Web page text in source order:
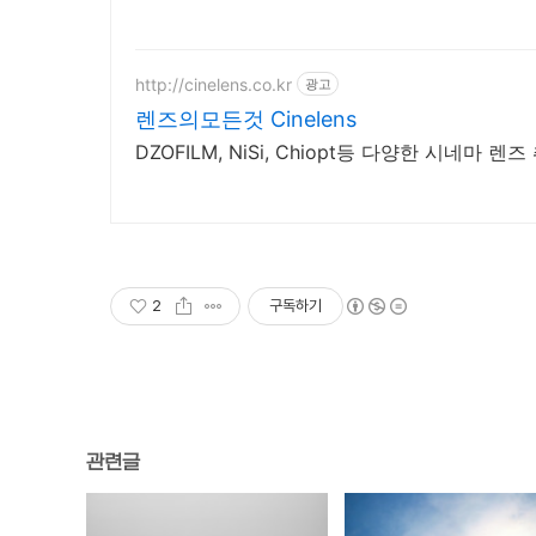
http://cinelens.co.kr 광고
렌즈의모든것 Cinelens
DZOFILM, NiSi, Chiopt등 다양한 시네마 렌즈
2 구독하기
관련글